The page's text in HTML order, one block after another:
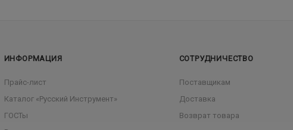
ИНФОРМАЦИЯ
Прайс-лист
Каталог «Русский Инструмент»
ГОСТы
СОТРУДНИЧЕСТВО
Поставщикам
Доставка
Возврат товара